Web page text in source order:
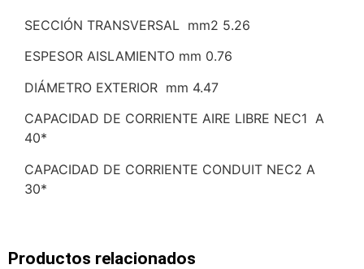
SECCIÓN TRANSVERSAL mm2 5.26
ESPESOR AISLAMIENTO mm 0.76
DIÁMETRO EXTERIOR mm 4.47
CAPACIDAD DE CORRIENTE AIRE LIBRE NEC1 A
40*
CAPACIDAD DE CORRIENTE CONDUIT NEC2 A
30*
Productos relacionados